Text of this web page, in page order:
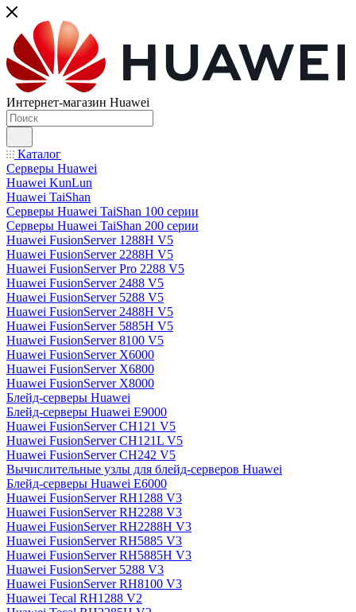
Интернет-магазин Huawei
Каталог
Серверы Huawei
Huawei KunLun
Huawei TaiShan
Серверы Huawei TaiShan 100 серии
Серверы Huawei TaiShan 200 серии
Huawei FusionServer 1288H V5
Huawei FusionServer 2288H V5
Huawei FusionServer Pro 2288 V5
Huawei FusionServer 2488 V5
Huawei FusionServer 5288 V5
Huawei FusionServer 2488H V5
Huawei FusionServer 5885H V5
Huawei FusionServer 8100 V5
Huawei FusionServer X6000
Huawei FusionServer X6800
Huawei FusionServer X8000
Блейд-серверы Huawei
Блейд-серверы Huawei E9000
Huawei FusionServer CH121 V5
Huawei FusionServer CH121L V5
Huawei FusionServer CH242 V5
Вычислительные узлы для блейд-серверов Huawei
Блейд-серверы Huawei E6000
Huawei FusionServer RH1288 V3
Huawei FusionServer RH2288 V3
Huawei FusionServer RH2288H V3
Huawei FusionServer RH5885 V3
Huawei FusionServer RH5885H V3
Huawei FusionServer 5288 V3
Huawei FusionServer RH8100 V3
Huawei Tecal RH1288 V2